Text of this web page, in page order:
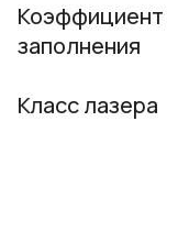
Коэффициент
заполнения
Класс лазера